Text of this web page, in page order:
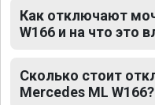
Как отключают
W166 и на что это
Сколько стоит
Mercedes ML W166?